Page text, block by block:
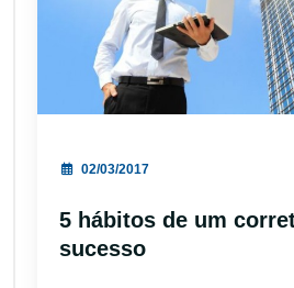
02/03/2017
5 hábitos de um
sucesso